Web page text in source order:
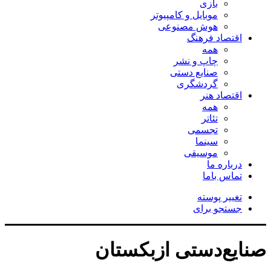
بازی
موبایل و کامپیوتر
هوش مصنوعی
اقتصاد فرهنگ
همه
چاپ و نشر
صنایع دستی
گردشگری
اقتصاد هنر
همه
تئاتر
تجسمی
سینما
موسیقی
درباره ما
تماس باما
تغییر پوسته
جستجو برای
صنایع‌دستی ازبکستان